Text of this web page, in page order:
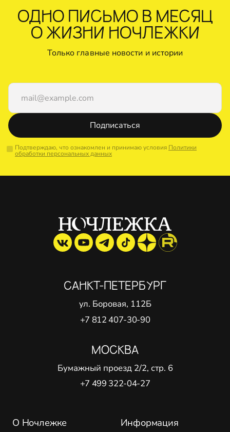
ОДНО ПИСЬМО В МЕСЯЦ
О ЖИЗНИ НОЧЛЕЖКИ
Только главные новости и истории
Подписаться
Подтверждаю, что ознакомлен и принимаю условия Политики
обработки персональных данных
О Ночлежке Информация
САНКТ-ПЕТЕРБУРГ
ул. Боровая, 112Б
+7 812 407-30-90
МОСКВА
Бумажный проезд 2/2, стр. 6
+7 499 322-04-27